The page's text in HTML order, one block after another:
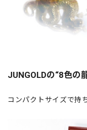
JUNGOLDの“8色の
コンパクトサイズで持